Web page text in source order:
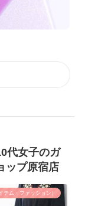
代女子のガ
ップ原宿店
テム・ファッション）